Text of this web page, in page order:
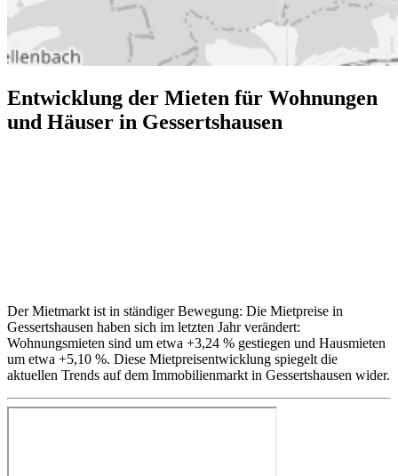
Entwicklung der Mieten für Wohnungen
und Häuser in Gessertshausen
Der Mietmarkt ist in ständiger Bewegung: Die Mietpreise in
Gessertshausen haben sich im letzten Jahr verändert:
Wohnungsmieten sind um etwa +3,24 % gestiegen und Hausmieten
um etwa +5,10 %. Diese Mietpreisentwicklung spiegelt die
aktuellen Trends auf dem Immobilienmarkt in Gessertshausen wider.